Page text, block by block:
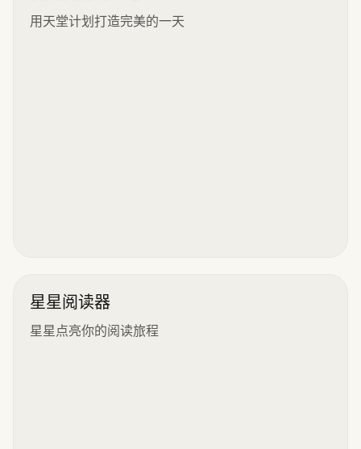
用天堂计划打造完美的一天
星星阅读器
星星点亮你的阅读旅程